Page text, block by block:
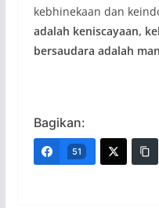
kebhinekaan dan
adalah keniscayaan,
bersaudara adalah
Bagikan:
51